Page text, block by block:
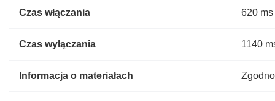
Czas włączania 620 ms
Czas wyłączania 1140
Informacja o materiałach